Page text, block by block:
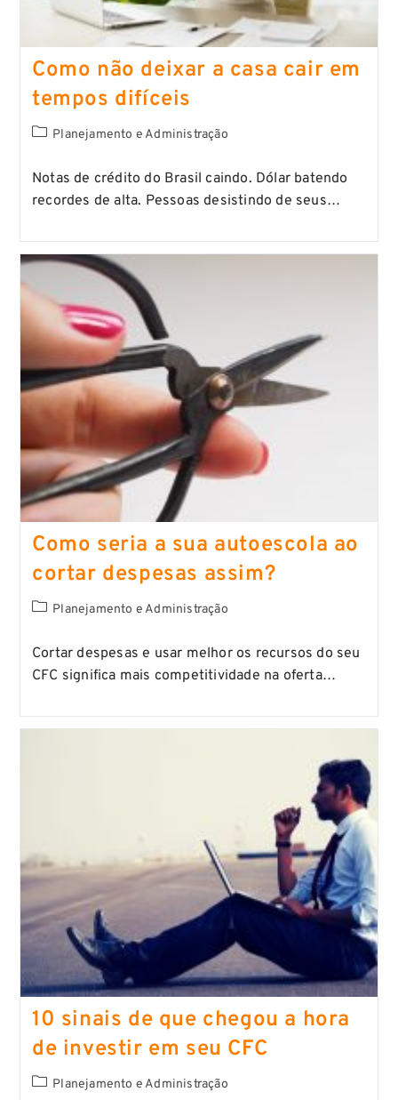
Como não deixar a casa cair em
tempos difíceis
Planejamento e Administração
Notas de crédito do Brasil caindo. Dólar batendo
recordes de alta. Pessoas desistindo de seus…
Como seria a sua autoescola ao
cortar despesas assim?
Planejamento e Administração
Cortar despesas e usar melhor os recursos do seu
CFC significa mais competitividade na oferta…
10 sinais de que chegou a hora
de investir em seu CFC
Planejamento e Administração